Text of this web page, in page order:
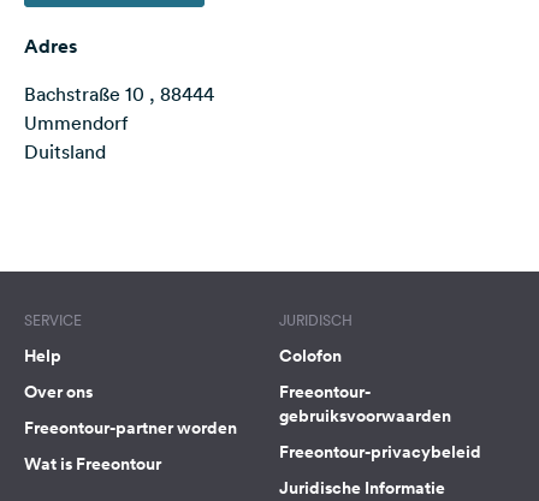
Volg
ons
op
social
Adres
Bachstraße 10 , 88444
Ummendorf
Duitsland
SERVICE
Help
Over ons
Freeontour-partner worden
Wat is Freeontour
JURIDISCH
Colofon
Freeontour-
gebruiksvoorwaarden
Freeontour-privacybeleid
Juridische Informatie